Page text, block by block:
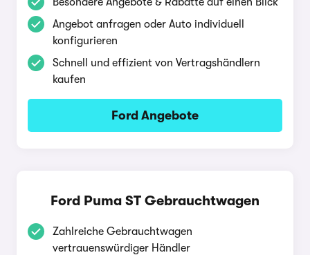
Angebot anfragen oder Auto individuell
konfigurieren
Schnell und effizient von Vertragshändlern
kaufen
Ford Angebote
Ford Puma ST Gebrauchtwagen
Zahlreiche Gebrauchtwagen
vertrauenswürdiger Händler